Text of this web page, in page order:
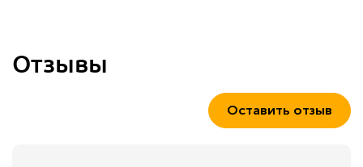
Отзывы
Оставить отзыв